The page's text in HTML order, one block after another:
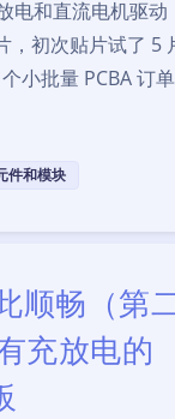
电和直流电机驱动
，初次贴片试了 5
小批量 PCBA 订
件和模块
顺畅（第
充放电的